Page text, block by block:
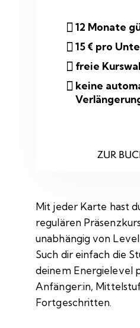
12 Monate
15 € pro
freie
keine
ZUR
Mit jeder Karte hast
regulären
unabhängig von
Such dir einfach die
deinem Energielevel
Anfänger:in,
Fortgeschritten.